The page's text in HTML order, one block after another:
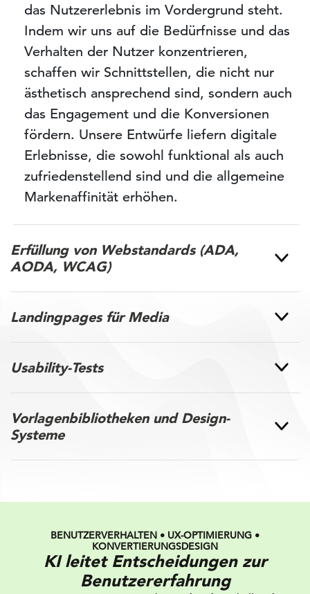
das Nutzererlebnis im Vordergrund steht.
Indem wir uns auf die Bedürfnisse und das
Verhalten der Nutzer konzentrieren,
schaffen wir Schnittstellen, die nicht nur
ästhetisch ansprechend sind, sondern auch
das Engagement und die Konversionen
fördern. Unsere Entwürfe liefern digitale
Erlebnisse, die sowohl funktional als auch
zufriedenstellend sind und die allgemeine
Markenaffinität erhöhen.
Erfüllung von Webstandards (ADA,
AODA, WCAG)
Landingpages für Media
Usability-Tests
Vorlagenbibliotheken und Design-
Systeme
BENUTZERVERHALTEN • UX-OPTIMIERUNG •
KONVERTIERUNGSDESIGN
KI leitet Entscheidungen zur
Benutzererfahrung